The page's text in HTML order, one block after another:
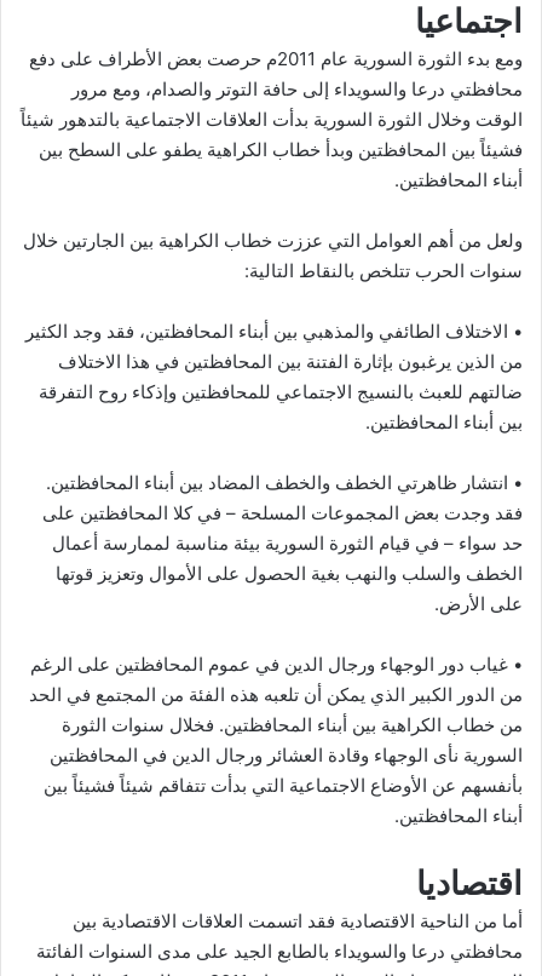
اجتماعيا
ومع بدء الثورة السورية عام 2011م حرصت بعض الأطراف على دفع
محافظتي درعا والسويداء إلى حافة التوتر والصدام، ومع مرور
الوقت وخلال الثورة السورية بدأت العلاقات الاجتماعية بالتدهور شيئاً
فشيئاً بين المحافظتين وبدأ خطاب الكراهية يطفو على السطح بين
أبناء المحافظتين.
ولعل من أهم العوامل التي عززت خطاب الكراهية بين الجارتين خلال
سنوات الحرب تتلخص بالنقاط التالية:
• الاختلاف الطائفي والمذهبي بين أبناء المحافظتين، فقد وجد الكثير
من الذين يرغبون بإثارة الفتنة بين المحافظتين في هذا الاختلاف
ضالتهم للعبث بالنسيج الاجتماعي للمحافظتين وإذكاء روح التفرقة
بين أبناء المحافظتين.
• انتشار ظاهرتي الخطف والخطف المضاد بين أبناء المحافظتين.
فقد وجدت بعض المجموعات المسلحة – في كلا المحافظتين على
حد سواء – في قيام الثورة السورية بيئة مناسبة لممارسة أعمال
الخطف والسلب والنهب بغية الحصول على الأموال وتعزيز قوتها
على الأرض.
• غياب دور الوجهاء ورجال الدين في عموم المحافظتين على الرغم
من الدور الكبير الذي يمكن أن تلعبه هذه الفئة من المجتمع في الحد
من خطاب الكراهية بين أبناء المحافظتين. فخلال سنوات الثورة
السورية نأى الوجهاء وقادة العشائر ورجال الدين في المحافظتين
بأنفسهم عن الأوضاع الاجتماعية التي بدأت تتفاقم شيئاً فشيئاً بين
أبناء المحافظتين.
اقتصاديا
أما من الناحية الاقتصادية فقد اتسمت العلاقات الاقتصادية بين
محافظتي درعا والسويداء بالطابع الجيد على مدى السنوات الفائتة